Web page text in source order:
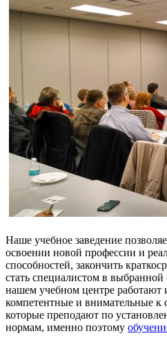
Наше учебное заведение
освоении новой профессии и
способностей, закончить
стать специалистом в выбранной
нашем учебном центре работают
компетентные и внимательные к
которые преподают по
нормам, именно поэтому